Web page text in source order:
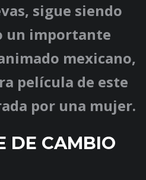
, sigue siendo
un importante
mexicano,
película de este
por una mujer.
DE CAMBIO